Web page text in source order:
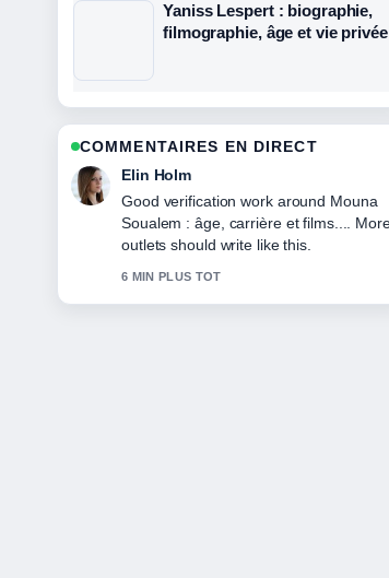
Yaniss Lespert : biographie,
filmographie, âge et vie privée
COMMENTAIRES EN DIRECT
Adrian Wells
Strong breakdown on Ahn Eun Jin :
biographie, filmographie, vie.... This is
the clearest summary I have seen